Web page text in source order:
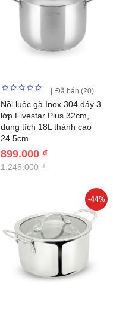
Đã bán (20)
Nồi luộc gà Inox 304 đáy 3
lớp Fivestar Plus 32cm,
dung tích 18L thành cao
24.5cm
899.000 ₫
1.245.000 ₫
-44%